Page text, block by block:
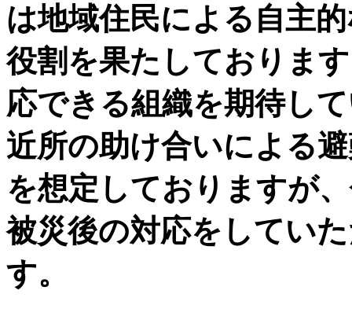
は地域住民による自主
役割を果たしておりま
応できる組織を期待し
近所の助け合いによる
を想定しておりますが
被災後の対応をしてい
す。